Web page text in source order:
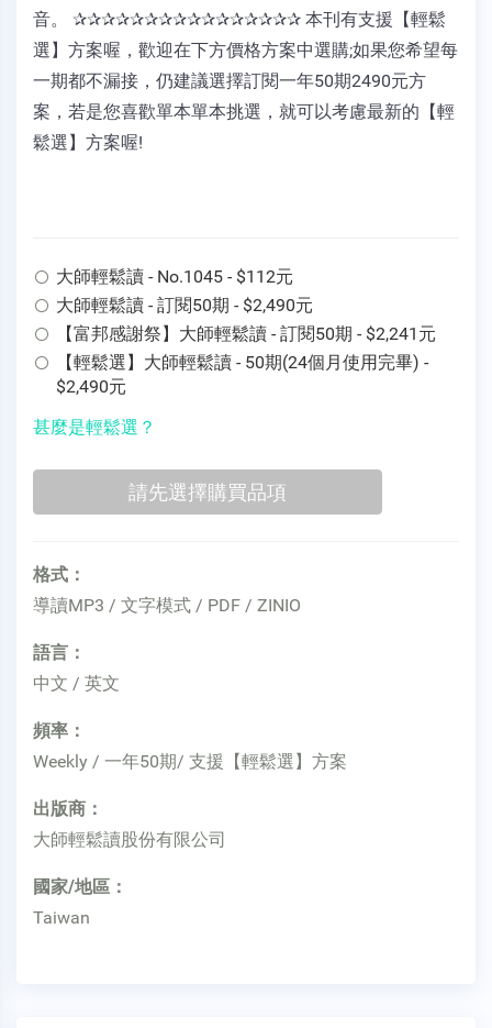
音。 ✰✰✰✰✰✰✰✰✰✰✰✰✰✰✰✰ 本刊有支援【輕鬆
選】方案喔，歡迎在下方價格方案中選購;如果您希望每
一期都不漏接，仍建議選擇訂閱一年50期2490元方
案，若是您喜歡單本單本挑選，就可以考慮最新的【輕
鬆選】方案喔!
大師輕鬆讀 - No.1045 - $112元
大師輕鬆讀 - 訂閱50期 - $2,490元
【富邦感謝祭】大師輕鬆讀 - 訂閱50期 - $2,241元
【輕鬆選】大師輕鬆讀 - 50期(24個月使用完畢) -
$2,490元
甚麼是輕鬆選？
格式：
導讀MP3 / 文字模式 / PDF / ZINIO
語言：
中文 / 英文
頻率：
Weekly / 一年50期/ 支援【輕鬆選】方案
出版商：
大師輕鬆讀股份有限公司
國家/地區：
Taiwan